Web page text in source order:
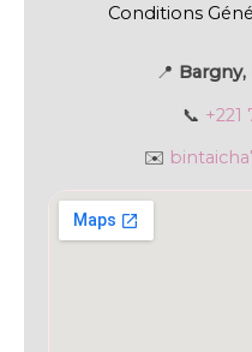
Conditions
📍 Bargny,
📞 +221
✉️